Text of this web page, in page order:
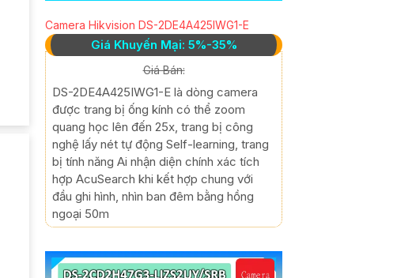
Camera Hikvision DS-2DE4A425IWG1-E
Giá Khuyến Mại: 5%-35%
Giá Bán:
DS-2DE4A425IWG1-E là dòng camera
được trang bị ống kính có thể zoom
quang học lên đến 25x, trang bị công
nghệ lấy nét tự động Self-learning, trang
bị tính năng Ai nhận diện chính xác tích
hợp AcuSearch khi kết hợp chung với
đầu ghi hình, nhìn ban đêm bằng hồng
ngoại 50m